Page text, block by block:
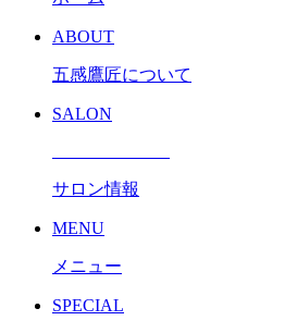
ABOUT
五感鷹匠について
SALON
サロン情報
MENU
メニュー
SPECIAL